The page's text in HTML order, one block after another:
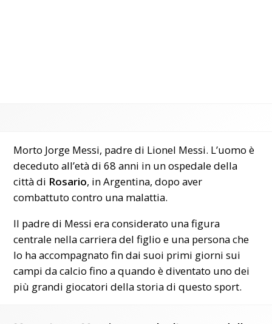
Morto Jorge Messi, padre di Lionel Messi. L’uomo è
deceduto all’età di 68 anni in un ospedale della
città di Rosario, in Argentina, dopo aver
combattuto contro una malattia.
Il padre di Messi era considerato una figura
centrale nella carriera del figlio e una persona che
lo ha accompagnato fin dai suoi primi giorni sui
campi da calcio fino a quando è diventato uno dei
più grandi giocatori della storia di questo sport.